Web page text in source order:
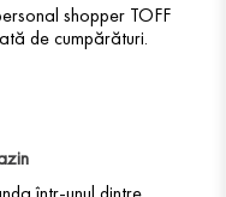
shopper TOFF
de cumpărături.